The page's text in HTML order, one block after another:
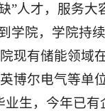
人才，服务大
院，学院持
现有储能领域
博尔电气等单
生，今年已有